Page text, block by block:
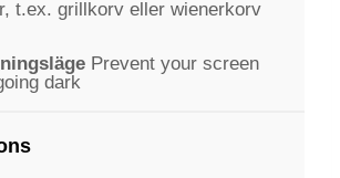
t.ex. grillkorv eller wienerkorv
Prevent your screen
dark